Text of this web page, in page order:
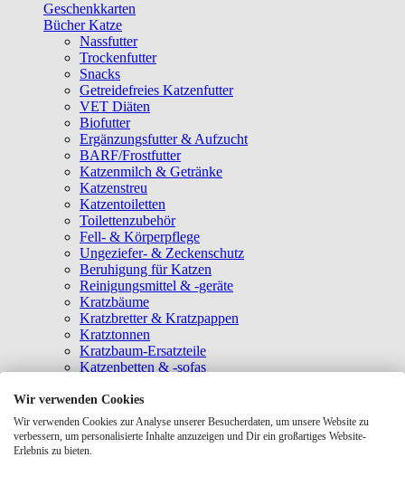
Geschenkkarten
Bücher Katze
Nassfutter
Trockenfutter
Snacks
Getreidefreies Katzenfutter
VET Diäten
Biofutter
Ergänzungsfutter & Aufzucht
BARF/Frostfutter
Katzenmilch & Getränke
Katzenstreu
Katzentoiletten
Toilettenzubehör
Fell- & Körperpflege
Ungeziefer- & Zeckenschutz
Beruhigung für Katzen
Reinigungsmittel & -geräte
Kratzbäume
Kratzbretter & Kratzpappen
Kratztonnen
Kratzbaum-Ersatzteile
Katzenbetten & -sofas
Katzenhäuser
Hängematten & Fensterliegeplätze
Katzendecken & -matten
Baldrian- & Catnipspielzeug
Wir verwenden Cookies
Wir verwenden Cookies zur Analyse unserer Besucherdaten, um unsere Website zu
verbessern, um personalisierte Inhalte anzuzeigen und Dir ein großartiges Website-
Erlebnis zu bieten.